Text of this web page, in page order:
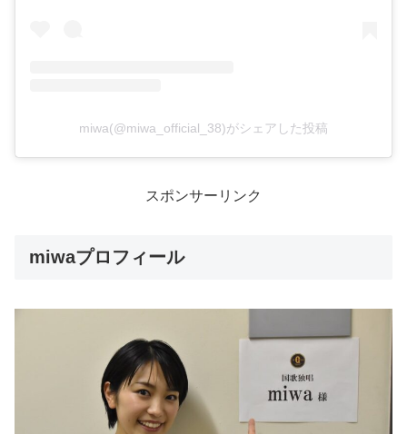
miwa(@miwa_official_38)がシェアした投稿
スポンサーリンク
miwaプロフィール